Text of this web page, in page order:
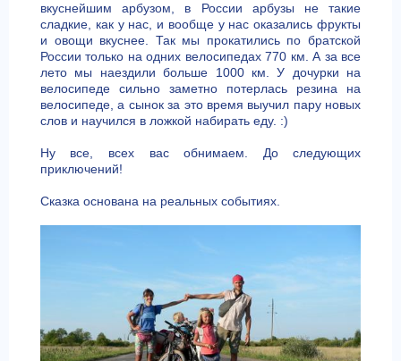
вкуснейшим арбузом, в России арбузы не такие
сладкие, как у нас, и вообще у нас оказались фрукты
и овощи вкуснее. Так мы прокатились по братской
России только на одних велосипедах 770 км. А за все
лето мы наездили больше 1000 км. У дочурки на
велосипеде сильно заметно потерлась резина на
велосипеде, а сынок за это время выучил пару новых
слов и научился в ложкой набирать еду. :)
Ну все, всех вас обнимаем. До следующих
приключений!
Сказка основана на реальных событиях.